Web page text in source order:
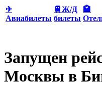
✈
Авиабилеты
🚆Ж/Д
билеты
🏩
Запущен
Москвы в